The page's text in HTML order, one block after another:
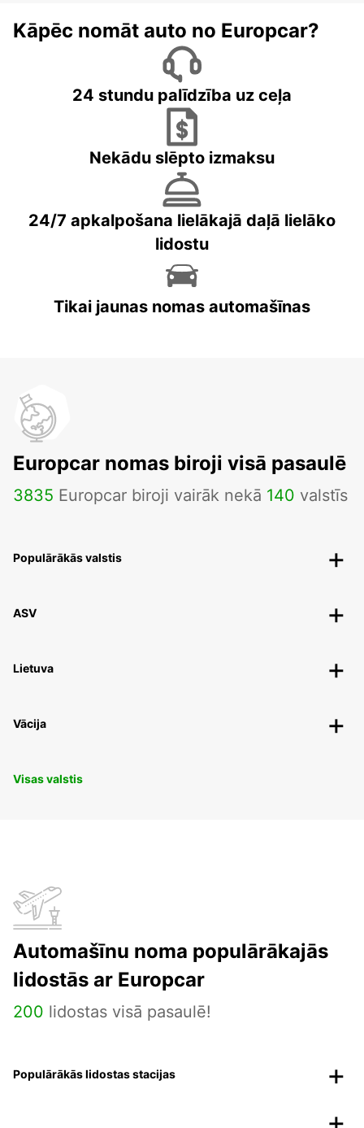
Kāpēc nomāt auto no Europcar?
24 stundu palīdzība uz ceļa
Nekādu slēpto izmaksu
24/7 apkalpošana lielākajā daļā lielāko
lidostu
Tikai jaunas nomas automašīnas
Europcar nomas biroji visā pasaulē
3835 Europcar biroji vairāk nekā 140 valstīs
Populārākās valstis
ASV
Lietuva
Vācija
Visas valstis
Automašīnu noma populārākajās
lidostās ar Europcar
200 lidostas visā pasaulē!
Populārākās lidostas stacijas